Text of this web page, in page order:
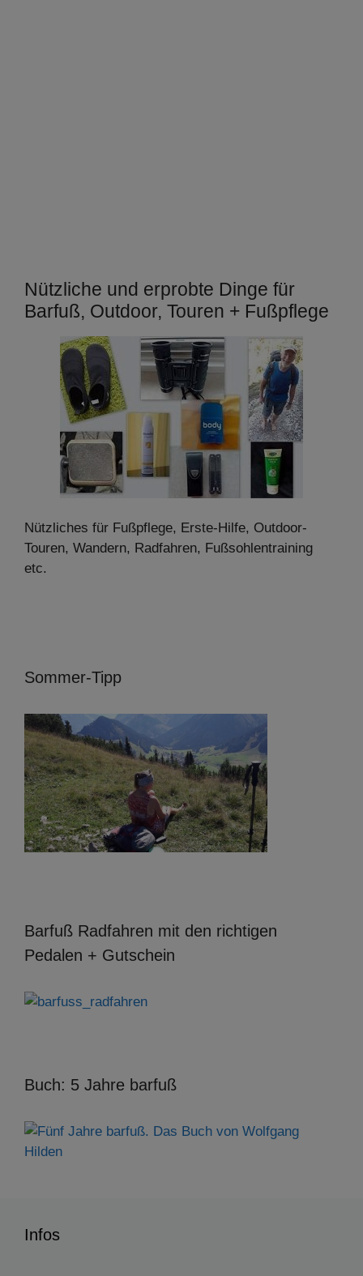
Nützliche und erprobte Dinge für
Barfuß, Outdoor, Touren + Fußpflege
Nützliches für Fußpflege, Erste-Hilfe, Outdoor-
Touren, Wandern, Radfahren, Fußsohlentraining
etc.
Sommer-Tipp
Barfuß Radfahren mit den richtigen
Pedalen + Gutschein
Buch: 5 Jahre barfuß
Infos